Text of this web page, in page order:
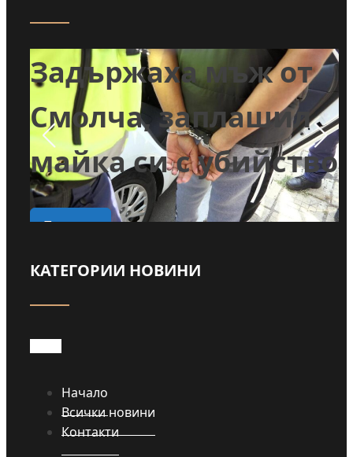
Задържаха мъж от
Смолча, заплашил
майка си с убийство
Прочети
КАТЕГОРИИ НОВИНИ
Начало
Всички новини
Контакти